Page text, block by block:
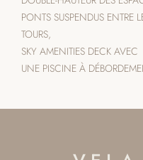
PONTS SUSPENDUS ENTRE
TOURS,
SKY AMENITIES DECK AVEC
UNE PISCINE À